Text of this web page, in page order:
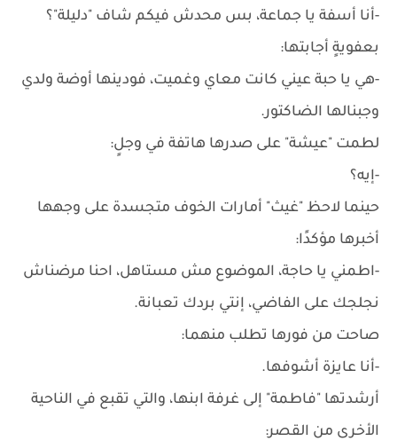
-أنا أسفة يا جماعة، بس محدش فيكم شاف "دليلة"؟
بعفويةٍ أجابتها:
-هي يا حبة عيني كانت معاي وغميت، فودينها أوضة ولدي
وجبنالها الضاكتور.
لطمت "عيشة" على صدرها هاتفة في وجلٍ:
-إيه؟
حينما لاحظ "غيث" أمارات الخوف متجسدة على وجهها
أخبرها مؤكدًا:
-اطمني يا حاجة، الموضوع مش مستاهل، احنا مرضناش
نجلجك على الفاضي، إنتي بردك تعبانة.
صاحت من فورها تطلب منهما:
-أنا عايزة أشوفها.
أرشدتها "فاطمة" إلى غرفة ابنها، والتي تقبع في الناحية
الأخرى من القصر: